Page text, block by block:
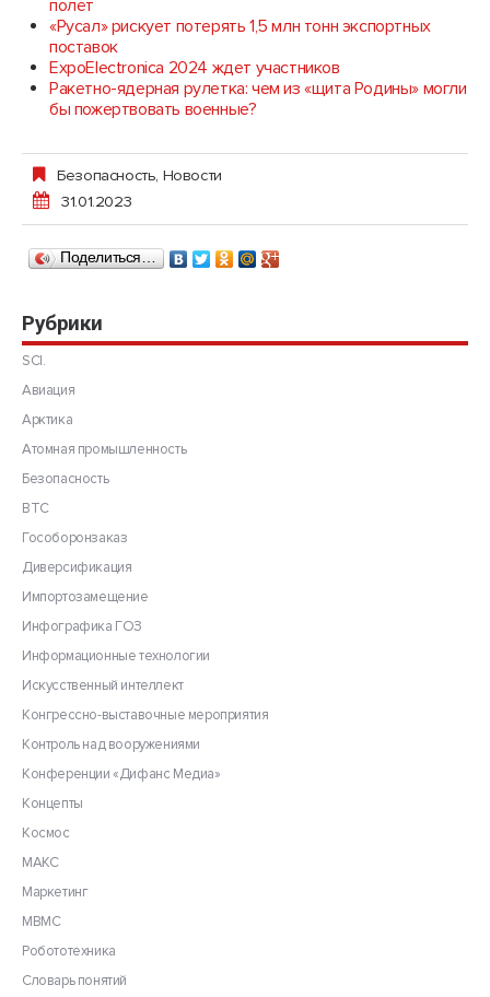
полёт
«Русал» рискует потерять 1,5 млн тонн экспортных
поставок
ExpoElectronica 2024 ждет участников
Ракетно-ядерная рулетка: чем из «щита Родины» могли
бы пожертвовать военные?
Безопасность, Новости
31.01.2023
Поделиться…
Рубрики
SCI.
Авиация
Арктика
Атомная промышленность
Безопасность
ВТС
Гособоронзаказ
Диверсификация
Импортозамещение
Инфографика ГОЗ
Информационные технологии
Искусственный интеллект
Конгрессно-выставочные мероприятия
Контроль над вооружениями
Конференции «Дифанс Медиа»
Концепты
Космос
МАКС
Маркетинг
МВМС
Робототехника
Словарь понятий